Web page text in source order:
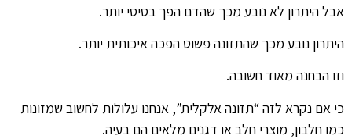
אבל היתרון לא נובע מכך שהדם הפך בסיסי יותר.
היתרון נובע מכך שהתזונה פשוט הפכה איכותית יותר.
וזו הבחנה מאוד חשובה.
כי אם נקרא לזה “תזונה אלקלית”, אנחנו עלולות לחשוב שמזונות
כמו חלבון, מוצרי חלב או דגנים מלאים הם בעיה.